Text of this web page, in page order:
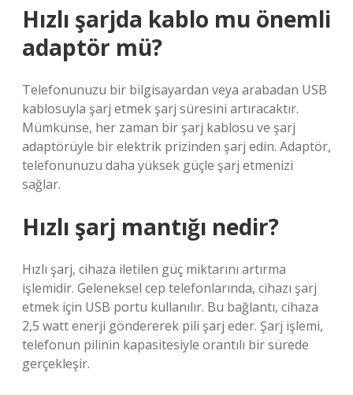
Hızlı şarjda kablo mu önemli
adaptör mü?
Telefonunuzu bir bilgisayardan veya arabadan USB
kablosuyla şarj etmek şarj süresini artıracaktır.
Mümkünse, her zaman bir şarj kablosu ve şarj
adaptörüyle bir elektrik prizinden şarj edin. Adaptör,
telefonunuzu daha yüksek güçle şarj etmenizi
sağlar.
Hızlı şarj mantığı nedir?
Hızlı şarj, cihaza iletilen güç miktarını artırma
işlemidir. Geleneksel cep telefonlarında, cihazı şarj
etmek için USB portu kullanılır. Bu bağlantı, cihaza
2,5 watt enerji göndererek pili şarj eder. Şarj işlemi,
telefonun pilinin kapasitesiyle orantılı bir sürede
gerçekleşir.